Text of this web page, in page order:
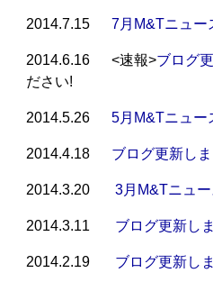
2014.7.15 7月M&Tニュ
2014.6.16 <速報>ブログ
ださい!
2014.5.265月M&Tニュー
2014.4.18 ブログ更新し
2014.3.203月M&Tニュー
2014.3.11 ブログ更新し
2014.2.19 ブログ更新し